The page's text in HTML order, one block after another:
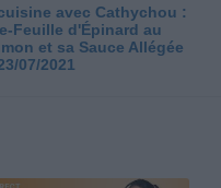
avec Cathychou :
Feuille d'Épinard au
et sa Sauce Allégée
07/2021